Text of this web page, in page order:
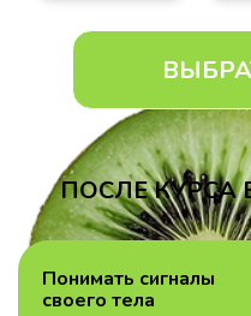
ПОСЛЕ КУРСА
Понимать сигналы
своего тела